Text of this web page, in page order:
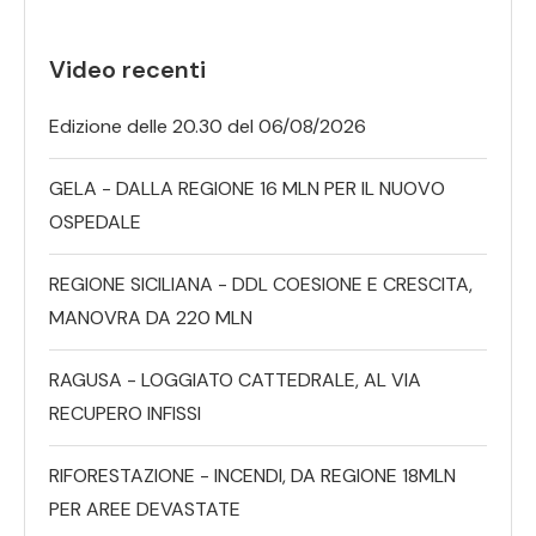
Video recenti
Edizione delle 20.30 del 06/08/2026
GELA - DALLA REGIONE 16 MLN PER IL NUOVO
OSPEDALE
REGIONE SICILIANA - DDL COESIONE E CRESCITA,
MANOVRA DA 220 MLN
RAGUSA - LOGGIATO CATTEDRALE, AL VIA
RECUPERO INFISSI
RIFORESTAZIONE - INCENDI, DA REGIONE 18MLN
PER AREE DEVASTATE